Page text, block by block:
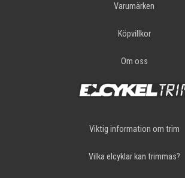
Varumärken
Köpvillkor
Om oss
Viktig information om trim
Vilka elcyklar kan trimmas?